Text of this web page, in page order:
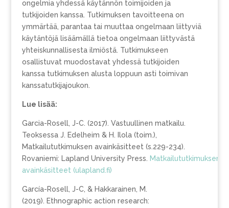
ongelmia yhdessä käytännön toimijoiden ja
tutkijoiden kanssa. Tutkimuksen tavoitteena on
ymmärtää, parantaa tai muuttaa ongelmaan liittyviä
käytäntöjä lisäämällä tietoa ongelmaan liittyvästä
yhteiskunnallisesta ilmiöstä. Tutkimukseen
osallistuvat muodostavat yhdessä tutkijoiden
kanssa tutkimuksen alusta loppuun asti toimivan
kanssatutkijajoukon.
Lue lisää:
Garcia-Rosell, J-C. (2017). Vastuullinen matkailu.
Teoksessa J. Edelheim & H. Ilola (toim.),
Matkailututkimuksen avainkäsitteet (s.229-234).
Rovaniemi: Lapland University Press.
Matkailututkimuksen
avainkäsitteet (ulapland.fi)
García-Rosell, J-C, & Hakkarainen, M.
(2019). Ethnographic action research: